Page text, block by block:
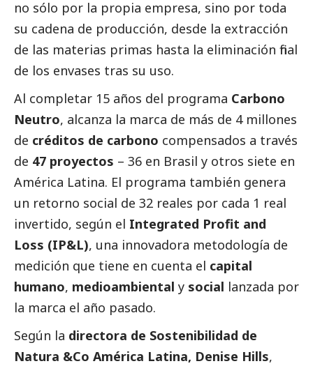
no sólo por la propia empresa, sino por toda
su cadena de producción, desde la extracción
de las materias primas hasta la eliminación final
de los envases tras su uso.
Al completar 15 años del programa Carbono
Neutro, alcanza la marca de más de 4 millones
de créditos de carbono compensados a través
de 47 proyectos – 36 en Brasil y otros siete en
América Latina. El programa también genera
un retorno social de 32 reales por cada 1 real
invertido, según el Integrated Profit and
Loss (IP&L), una innovadora metodología de
medición que tiene en cuenta el capital
humano, medioambiental y social lanzada por
la marca el año pasado.
Según la directora de Sostenibilidad de
Natura &Co América Latina, Denise Hills,